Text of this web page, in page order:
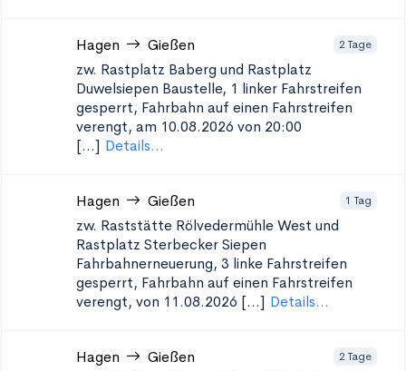
Hagen Gießen 2 Tage
zw. Rastplatz Baberg und Rastplatz
Duwelsiepen Baustelle, 1 linker Fahrstreifen
gesperrt, Fahrbahn auf einen Fahrstreifen
verengt, am 10.08.2026 von 20:00
[...] Details...
Hagen Gießen 1 Tag
zw. Raststätte Rölvedermühle West und
Rastplatz Sterbecker Siepen
Fahrbahnerneuerung, 3 linke Fahrstreifen
gesperrt, Fahrbahn auf einen Fahrstreifen
verengt, von 11.08.2026 [...] Details...
Hagen Gießen 2 Tage